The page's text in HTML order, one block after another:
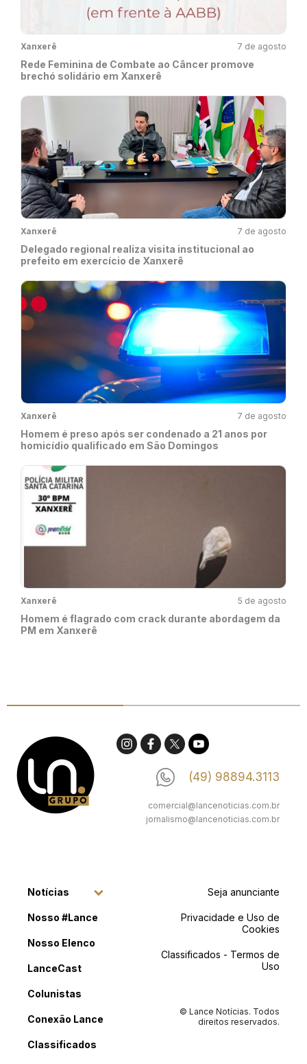
Xanxerê 7 de agosto
Rede Feminina de Combate ao Câncer promove
brechó solidário em Xanxerê
Xanxerê 7 de agosto
Delegado regional realiza visita institucional ao
prefeito em exercício de Xanxerê
Xanxerê 7 de agosto
Homem é preso após ser condenado a 21 anos por
homicídio qualificado em São Domingos
Xanxerê 5 de agosto
Homem é flagrado com crack durante abordagem da
PM em Xanxerê
(49) 98894.3113
comercial@lancenoticias.com.br
jornalismo@lancenoticias.com.br
Notícias
Nosso #Lance
Nosso Elenco
LanceCast
Colunistas
Conexão Lance
Classificados
Seja anunciante
Privacidade e Uso de
Cookies
Classificados - Termos de
Uso
© Lance Notícias. Todos
direitos reservados.